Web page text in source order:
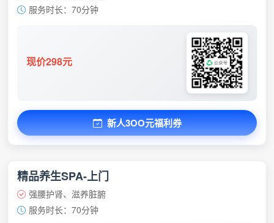
服务时长：70分钟
现价298元
新人3OO元福利券
精品养生SPA-上门
强腰护肾、滋养脏腑
服务时长：70分钟